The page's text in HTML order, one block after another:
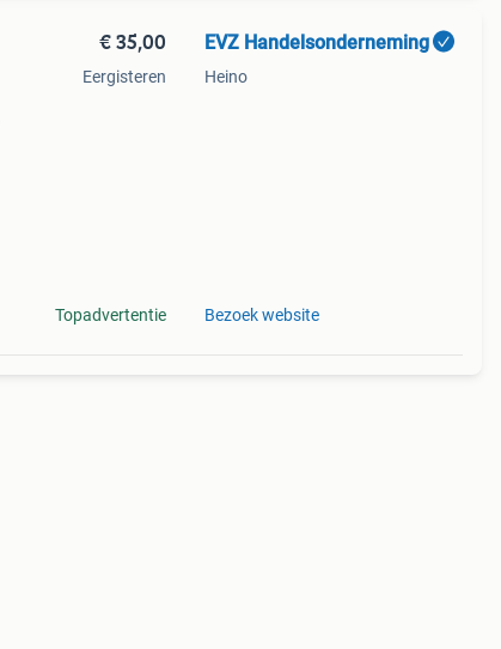
€ 35,00
Eergisteren
Topadvertentie
EVZ Handelsonderneming
Heino
Bezoek website